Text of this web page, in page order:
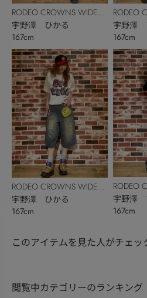
RODEO CROWNS WIDE
BOWL
宇野澤 ひかる
167cm
RODEO CROWNS WIDE
BOWL
宇野澤 ひかる
167cm
RODEO
BOWL
宇野澤
167cm
RODEO
BOWL
宇野澤
167cm
このアイテムを見た人がチェッ
閲覧中カテゴリーのランキング